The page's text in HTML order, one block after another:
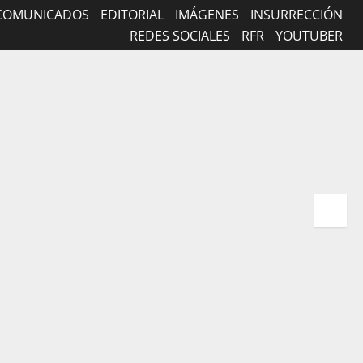
EDITORIAL IMÁGENES
INSURRECCIÓN
REDES SOCIALES
RFR YOUTUBER